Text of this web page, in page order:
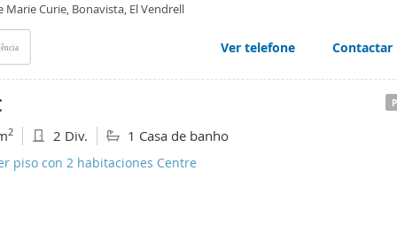
Marie Curie, Bonavista, El Vendrell
Ver telefone Contactar
2 2 Div. 1 Casa de banho
piso con 2 habitaciones Centre